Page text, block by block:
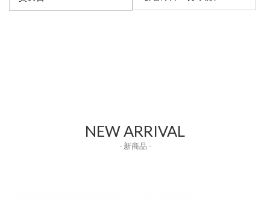
NEW ARRIVAL
- 新商品 -